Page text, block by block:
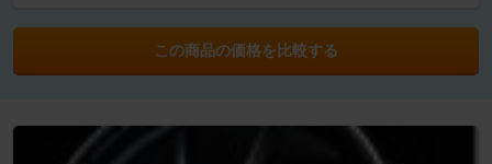
この商品の価格を比較する